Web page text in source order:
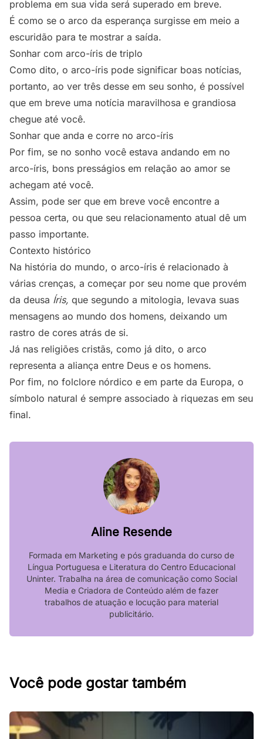
problema em sua vida será superado em breve.
É como se o arco da esperança surgisse em meio a
escuridão para te mostrar a saída.
Sonhar com arco-íris de triplo
Como dito, o arco-íris pode significar boas notícias,
portanto, ao ver três desse em seu sonho, é possível
que em breve uma notícia maravilhosa e grandiosa
chegue até você.
Sonhar que anda e corre no arco-íris
Por fim, se no sonho você estava andando em no
arco-íris, bons presságios em relação ao amor se
achegam até você.
Assim, pode ser que em breve você encontre a
pessoa certa, ou que seu relacionamento atual dê um
passo importante.
Contexto histórico
Na história do mundo, o arco-íris é relacionado à
várias crenças, a começar por seu nome que provém
da deusa Íris, que segundo a mitologia, levava suas
mensagens ao mundo dos homens, deixando um
rastro de cores atrás de si.
Já nas religiões cristãs, como já dito, o arco
representa a aliança entre Deus e os homens.
Por fim, no folclore nórdico e em parte da Europa, o
símbolo natural é sempre associado à riquezas em seu
final.
Aline Resende
Formada em Marketing e pós graduanda do curso de
Língua Portuguesa e Literatura do Centro Educacional
Uninter. Trabalha na área de comunicação como Social
Media e Criadora de Conteúdo além de fazer
trabalhos de atuação e locução para material
publicitário.
Você pode gostar também